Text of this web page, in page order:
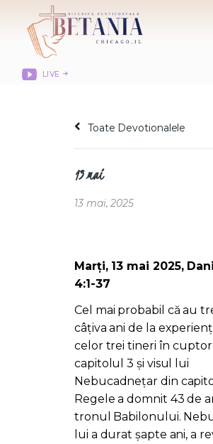
LIVE
DESPRE NOI
CITIREA BIBLIEI
MISIUNEA BETANIA
LOGIN MEMBER
PORTAL
Toate Devotionalele
13 mai
13 mai, 2025
Marți, 13 mai 2025,
4:1-37
Cel mai probabil că au
câțiva ani de la
celor trei tineri în
capitolul 3 și visul lui
Nebucadnețar din
Regele a domnit 43 de
tronul Babilonului.
lui a durat șapte ani, a